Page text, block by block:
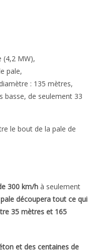
(4,2 MW),
pale,
: 135 mètres,
basse, de seulement 33
le bout de la pale de
300 km/h à seulement
découpera tout ce qui
35 mètres et 165
et des centaines de